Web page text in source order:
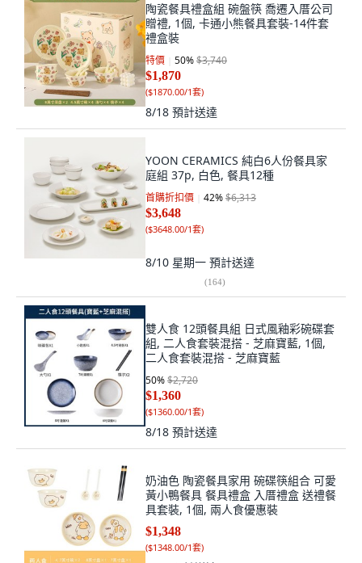
陶瓷餐具禮盒組 碗盤筷 喬遷入厝公司
贈禮, 1個, 卡通小熊餐具套裝-14件套
禮盒裝
特價 50%$3,740
$1,870
($1870.00/1套)
8/18 預計送達
YOON CERAMICS 純白6人份餐具家
庭組 37p, 白色, 餐具12種
首購折扣價 42%$6,313
$3,648
($3648.00/1套)
8/10 星期一 預計送達
(164)
雙人食 12頭餐具組 日式風釉彩碗碟套
組, 二人食套裝混搭 - 芝麻寶藍, 1個,
二人食套裝混搭 - 芝麻寶藍
50%$2,720
$1,360
($1360.00/1套)
8/18 預計送達
奶油色 陶瓷餐具家用 碗碟筷組合 可愛
黃小鴨餐具 餐具禮盒 入厝禮盒 送禮餐
具套裝, 1個, 兩人食優惠裝
$1,348
($1348.00/1套)